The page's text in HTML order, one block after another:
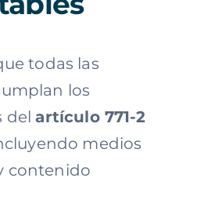
todas las
los
delartículo 771-2
medios
contenido